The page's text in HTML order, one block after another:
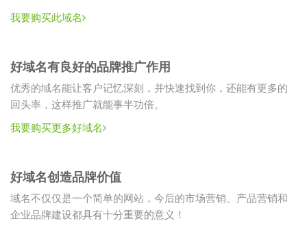
我要购买此域名
好域名有良好的品牌推广作用
优秀的域名能让客户记忆深刻，并快速找到你，还能有更多的
回头率，这样推广就能事半功倍。
我要购买更多好域名
好域名创造品牌价值
域名不仅仅是一个简单的网站，今后的市场营销、产品营销和
企业品牌建设都具有十分重要的意义！